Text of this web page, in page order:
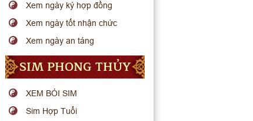
Xem ngày ký hợp đồng
Xem ngày tốt nhận chức
Xem ngày an táng
SIM PHONG THỦY
XEM BÓI SIM
Sim Hợp Tuổi